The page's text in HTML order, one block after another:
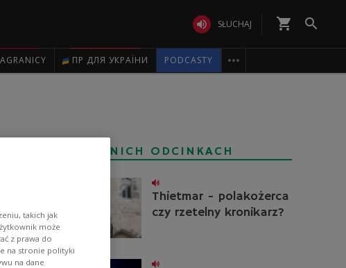
 SŁUCHAJ shopping_cart 
ПР ДЛЯ УКРАЇНИ PODCASTY 
W POPRZEDNICH ODCINKACH
Thietmar - polakożerca
czy rzetelny kronikarz?
takich jak
może
z prawa do
na stronie polityki
na dane